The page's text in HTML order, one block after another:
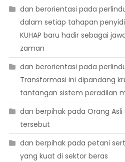
dan berorientasi pada
dalam setiap tahapan
KUHAP baru hadir sebagai
zaman
dan berorientasi pada
Transformasi ini dipandang
tantangan sistem peradilan
dan berpihak pada Orang
tersebut
dan berpihak pada petani
yang kuat di sektor beras